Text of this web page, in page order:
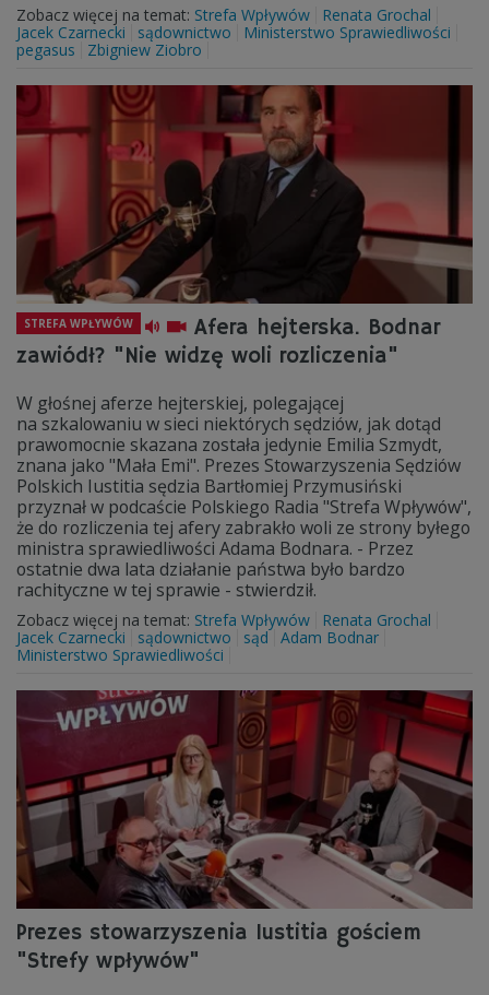
Zobacz więcej na temat: Strefa Wpływów
Renata Grochal
Jacek Czarnecki
sądownictwo
Ministerstwo Sprawiedliwości
pegasus
Zbigniew Ziobro
STREFA WPŁYWÓW
Afera hejterska. Bodnar
zawiódł? "Nie widzę woli rozliczenia"
W głośnej aferze hejterskiej, polegającej
na szkalowaniu w sieci niektórych sędziów, jak dotąd
prawomocnie skazana została jedynie Emilia Szmydt,
znana jako "Mała Emi". Prezes Stowarzyszenia Sędziów
Polskich Iustitia sędzia Bartłomiej Przymusiński
przyznał w podcaście Polskiego Radia "Strefa Wpływów",
że do rozliczenia tej afery zabrakło woli ze strony byłego
ministra sprawiedliwości Adama Bodnara. - Przez
ostatnie dwa lata działanie państwa było bardzo
rachityczne w tej sprawie - stwierdził.
Zobacz więcej na temat: Strefa Wpływów
Renata Grochal
Jacek Czarnecki
sądownictwo sąd
Adam Bodnar
Ministerstwo Sprawiedliwości
Prezes stowarzyszenia Iustitia gościem
"Strefy wpływów"